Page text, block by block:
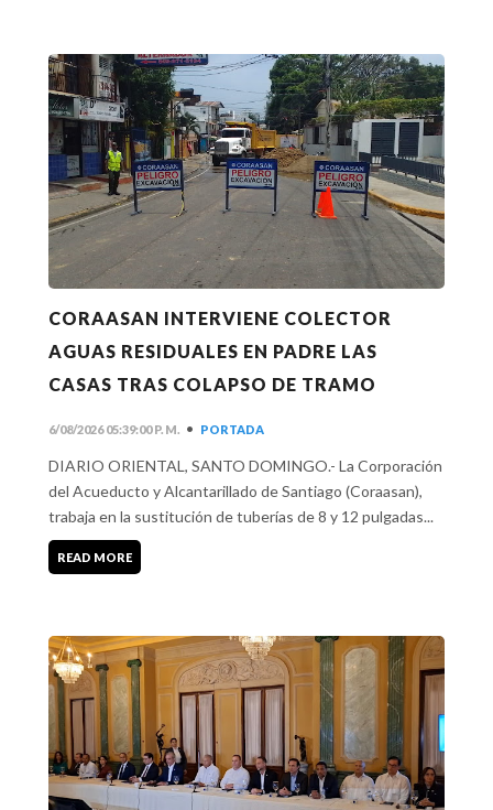
CORAASAN INTERVIENE COLECTOR
AGUAS RESIDUALES EN PADRE LAS
CASAS TRAS COLAPSO DE TRAMO
6/08/2026 05:39:00 P. M. • PORTADA
DIARIO ORIENTAL, SANTO DOMINGO.- La Corporación
del Acueducto y Alcantarillado de Santiago (Coraasan),
trabaja en la sustitución de tuberías de 8 y 12 pulgadas...
READ MORE